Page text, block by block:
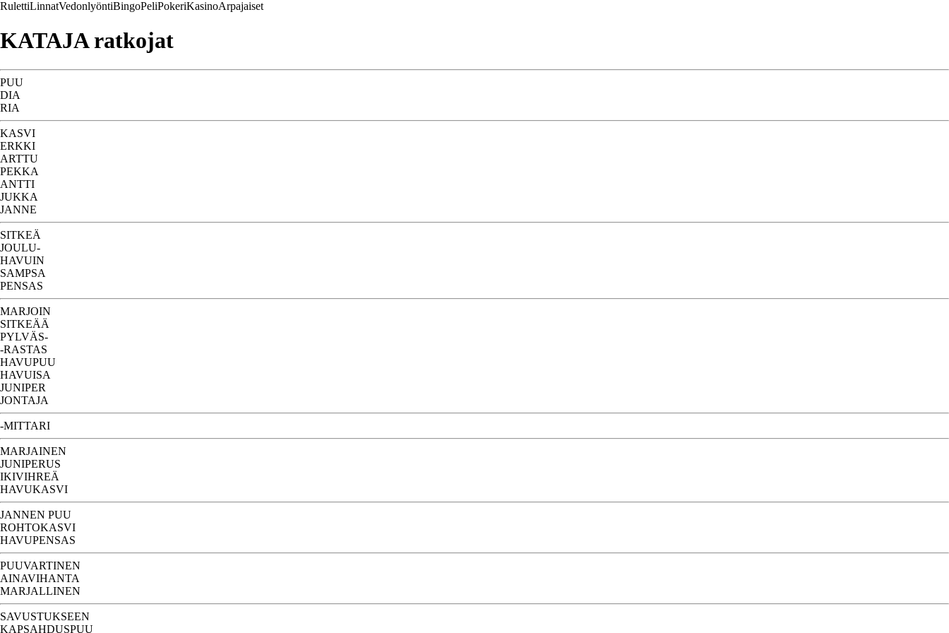
RulettiLinnatVedonlyöntiBingoPeliPokeriKasinoArpajaiset
KATAJA ratkojat
PUU
DIA
RIA
KASVI
ERKKI
ARTTU
PEKKA
ANTTI
JUKKA
JANNE
SITKEÄ
JOULU-
HAVUIN
SAMPSA
PENSAS
MARJOIN
SITKEÄÄ
PYLVÄS-
-RASTAS
HAVUPUU
HAVUISA
JUNIPER
JONTAJA
-MITTARI
MARJAINEN
JUNIPERUS
IKIVIHREÄ
HAVUKASVI
JANNEN PUU
ROHTOKASVI
HAVUPENSAS
PUUVARTINEN
AINAVIHANTA
MARJALLINEN
SAVUSTUKSEEN
KAPSAHDUSPUU